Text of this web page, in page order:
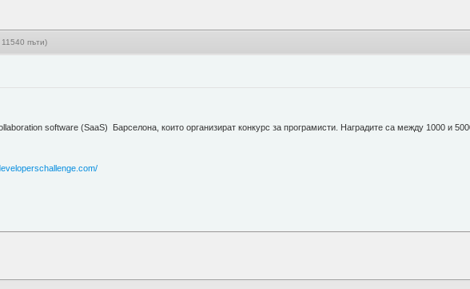
пъти)
software (SaaS) Барселона, които организират конкурс за програмисти. Наградите са между 1000 и